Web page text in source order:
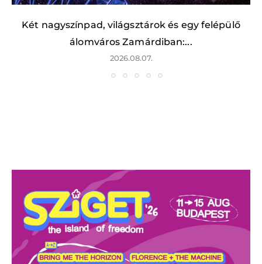
Két nagyszínpad, világsztárok és egy felépülő
álomváros Zamárdiban:...
2026.08.07.